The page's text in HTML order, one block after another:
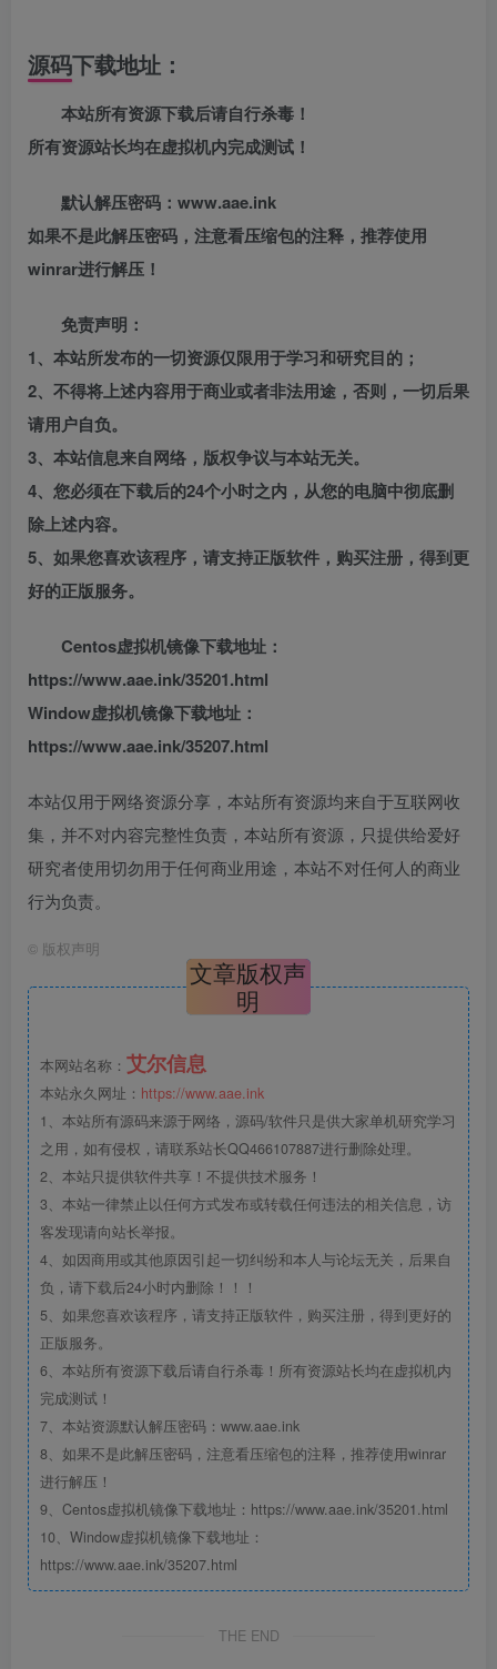
源码下载地址：
本站所有资源下载后请自行杀毒！
所有资源站长均在虚拟机内完成测试！
默认解压密码：www.aae.ink
如果不是此解压密码，注意看压缩包的注释，推荐使用
winrar进行解压！
免责声明：
1、本站所发布的一切资源仅限用于学习和研究目的；
2、不得将上述内容用于商业或者非法用途，否则，一切后果
请用户自负。
3、本站信息来自网络，版权争议与本站无关。
4、您必须在下载后的24个小时之内，从您的电脑中彻底删
除上述内容。
5、如果您喜欢该程序，请支持正版软件，购买注册，得到更
好的正版服务。
Centos虚拟机镜像下载地址：
https://www.aae.ink/35201.html
Window虚拟机镜像下载地址：
https://www.aae.ink/35207.html
本站仅用于网络资源分享，本站所有资源均来自于互联网收
集，并不对内容完整性负责，本站所有资源，只提供给爱好
研究者使用切勿用于任何商业用途，本站不对任何人的商业
行为负责。
© 版权声明
文章版权声
明
本网站名称： 艾尔信息
本站永久网址： https://www.aae.ink
1、本站所有源码来源于网络，源码/软件只是供大家单机研究学习
之用，如有侵权，请联系站长QQ466107887进行删除处理。
2、本站只提供软件共享！不提供技术服务！
3、本站一律禁止以任何方式发布或转载任何违法的相关信息，访
客发现请向站长举报。
4、如因商用或其他原因引起一切纠纷和本人与论坛无关，后果自
负，请下载后24小时内删除！！！
5、如果您喜欢该程序，请支持正版软件，购买注册，得到更好的
正版服务。
6、本站所有资源下载后请自行杀毒！所有资源站长均在虚拟机内
完成测试！
7、本站资源默认解压密码：www.aae.ink
8、如果不是此解压密码，注意看压缩包的注释，推荐使用winrar
进行解压！
9、Centos虚拟机镜像下载地址：https://www.aae.ink/35201.html
10、Window虚拟机镜像下载地址：
https://www.aae.ink/35207.html
THE END